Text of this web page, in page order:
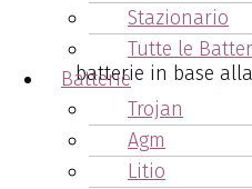
Stazionario
Tutte le
Batterie
Trojan
Agm
Litio
regolare e senza
elevatori. E’
batterie in base
loro impatto sulla
l’efficienza
elevatori.